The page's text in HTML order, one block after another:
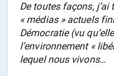
De toutes façons,
« médias » actuels
Démocratie (vu
l’environnement «
lequel nous vivons…